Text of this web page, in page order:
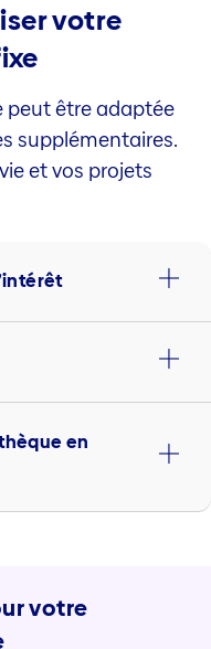
votre
peut être adaptée
supplémentaires.
et vos projets
en
votre